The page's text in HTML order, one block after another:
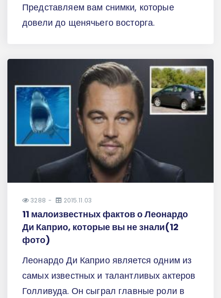
Представляем вам снимки, которые
довели до щенячьего восторга.
3288 2015.11.03
11 малоизвестных фактов о Леонардо
Ди Каприо, которые вы не знали(12
фото)
Леонардо Ди Каприо является одним из
самых известных и талантливых актеров
Голливуда. Он сыграл главные роли в